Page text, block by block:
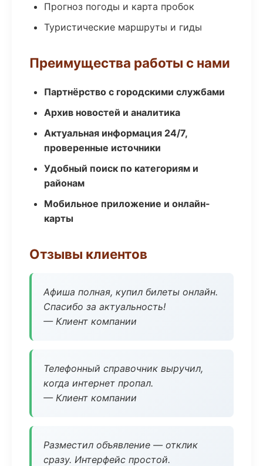
Прогноз погоды и карта пробок
Туристические маршруты и гиды
Преимущества работы с нами
Партнёрство с городскими службами
Архив новостей и аналитика
Актуальная информация 24/7,
проверенные источники
Удобный поиск по категориям и
районам
Мобильное приложение и онлайн-
карты
Отзывы клиентов
Афиша полная, купил билеты онлайн.
Спасибо за актуальность!
— Клиент компании
Телефонный справочник выручил,
когда интернет пропал.
— Клиент компании
Разместил объявление — отклик
сразу. Интерфейс простой.